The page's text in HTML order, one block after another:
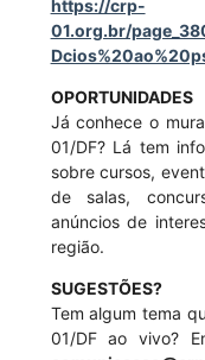
https://crp-
01.org.br/
OPORTUNIDADES
Já conhece o
01/DF? Lá tem
sobre cursos,
de salas,
anúncios de
região.
SUGESTÕES?
Tem algum tema
01/DF ao vivo?